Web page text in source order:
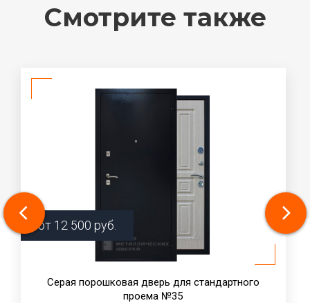
Смотрите также
от 12 500 руб.
Серая порошковая дверь для стандартного
проема №35